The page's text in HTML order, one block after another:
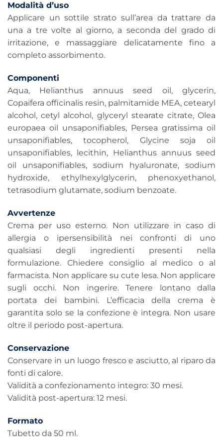
Modalità d’uso
Applicare un sottile strato sull’area da trattare da
una a tre volte al giorno, a seconda del grado di
irritazione, e massaggiare delicatamente fino a
completo assorbimento.
Componenti
Aqua, Helianthus annuus seed oil, glycerin,
Copaifera officinalis resin, palmitamide MEA, cetearyl
alcohol, cetyl alcohol, glyceryl stearate citrate, Olea
europaea oil unsaponifiables, Persea gratissima oil
unsaponifiables, tocopherol, Glycine soja oil
unsaponifiables, lecithin, Helianthus annuus seed
oil unsaponifiables, sodium hyaluronate, sodium
hydroxide, ethylhexylglycerin, phenoxyethanol,
tetrasodium glutamate, sodium benzoate.
Avvertenze
Crema per uso esterno. Non utilizzare in caso di
allergia o ipersensibilità nei confronti di uno
qualsiasi degli ingredienti presenti nella
formulazione. Chiedere consiglio al medico o al
farmacista. Non applicare su cute lesa. Non applicare
sugli occhi. Non ingerire. Tenere lontano dalla
portata dei bambini. L’efficacia della crema è
garantita solo se la confezione è integra. Non usare
oltre il periodo post-apertura.
Conservazione
Conservare in un luogo fresco e asciutto, al riparo da
fonti di calore.
Validità a confezionamento integro: 30 mesi.
Validità post-apertura: 12 mesi.
Formato
Tubetto da 50 ml.